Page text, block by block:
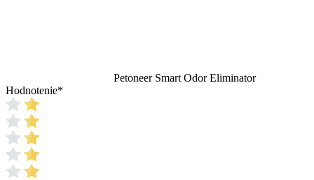
Petoneer Smart Odor Eliminator
Hodnotenie*